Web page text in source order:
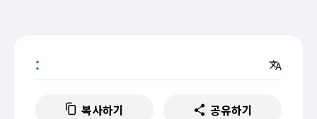
:
복사하기 공유하기